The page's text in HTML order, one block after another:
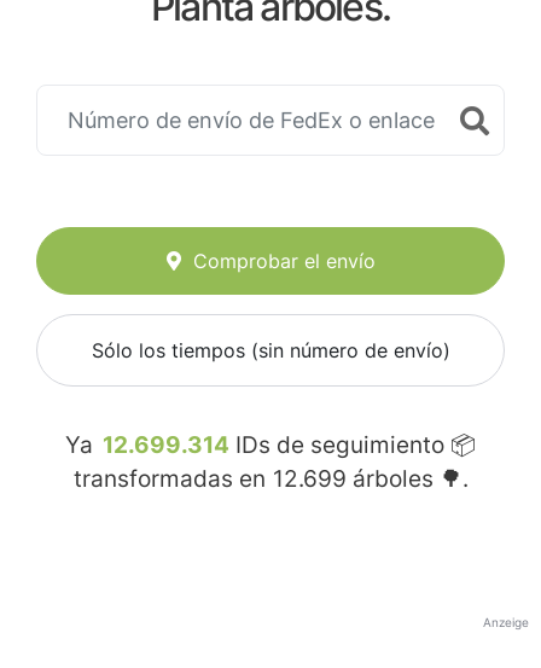
Comprobar el envío
Sólo los tiempos (sin número de envío)
Ya 12.699.314 IDs de seguimiento 📦
transformadas en 12.699 árboles 🌳.
Anzeige